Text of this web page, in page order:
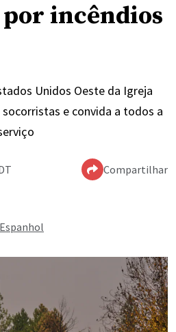
por incêndios
Unidos Oeste da Igreja
e convida a todos a
Compartilhar
Espanhol